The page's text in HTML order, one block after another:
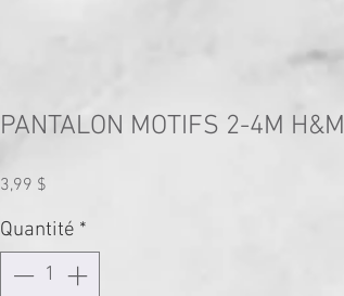
PANTALON MOTIFS 2-4M H&M
3,99 $
Quantité *